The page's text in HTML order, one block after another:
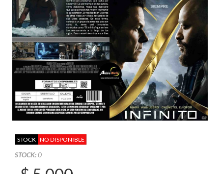
STOCK NO DISPONIBLE
STOCK:0